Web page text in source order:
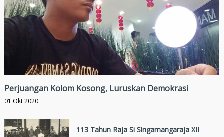
Perjuangan Kolom Kosong, Luruskan Demokrasi
01 Okt 2020
113 Tahun Raja Si Singamangaraja XII